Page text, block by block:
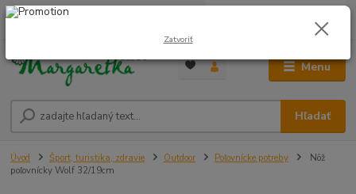
Menu
Hľadať
0948 236 042
0,00 €
Úvod Šport, turistika, zdravie Outdoor Poľovnícke potreby
Nôž
poľovnícky Wolf 32/19cm
Zatvoriť